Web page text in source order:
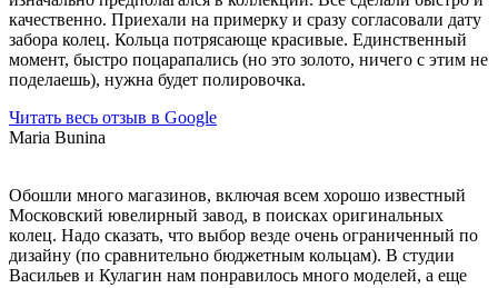
качественно. Приехали на примерку и сразу согласовали дату
забора колец. Кольца потрясающе красивые. Единственный
момент, быстро поцарапались (но это золото, ничего с этим не
поделаешь), нужна будет полировочка.
Читать весь отзыв в Google
Maria Bunina
Обошли много магазинов, включая всем хорошо известный
Московский ювелирный завод, в поисках оригинальных
колец. Надо сказать, что выбор везде очень ограниченный по
дизайну (по сравнительно бюджетным кольцам). В студии
Васильев и Кулагин нам понравилось много моделей, а еще